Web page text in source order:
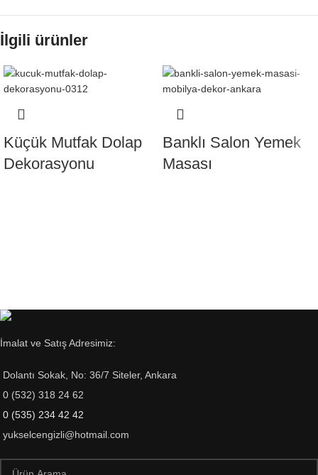
İlgili ürünler
Küçük Mutfak Dolap
Dekorasyonu
Banklı Salon Yemek
Masası
İmalat ve Satış Adresimiz:
Dolantı Sokak, No: 36/7 Siteler, Ankara
0 (532) 318 24 62
0 (535) 234 42 42
yukselcengizli@hotmail.com